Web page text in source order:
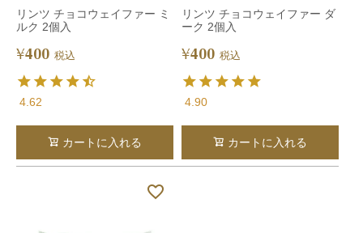
リンツ チョコウェイファー ミ
ルク 2個入
¥400 税込
4.62
カートに入れる
リンツ チョコウェイファー ダ
ーク 2個入
¥400 税込
4.90
カートに入れる